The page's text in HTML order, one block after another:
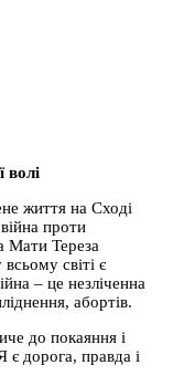
волі
життя на Сході
проти
Мати Тереза
світі є
– це незліченна
абортів.
до покаяння і
є дорога, правда і